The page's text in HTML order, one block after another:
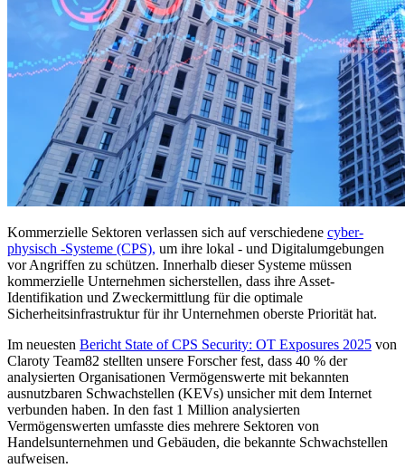
Kommerzielle Sektoren verlassen sich auf verschiedene cyber-
physisch -Systeme (CPS), um ihre lokal - und Digitalumgebungen
vor Angriffen zu schützen. Innerhalb dieser Systeme müssen
kommerzielle Unternehmen sicherstellen, dass ihre Asset-
Identifikation und Zweckermittlung für die optimale
Sicherheitsinfrastruktur für ihr Unternehmen oberste Priorität hat.
Im neuesten Bericht State of CPS Security: OT Exposures 2025 von
Claroty Team82 stellten unsere Forscher fest, dass 40 % der
analysierten Organisationen Vermögenswerte mit bekannten
ausnutzbaren Schwachstellen (KEVs) unsicher mit dem Internet
verbunden haben. In den fast 1 Million analysierten
Vermögenswerten umfasste dies mehrere Sektoren von
Handelsunternehmen und Gebäuden, die bekannte Schwachstellen
aufweisen.